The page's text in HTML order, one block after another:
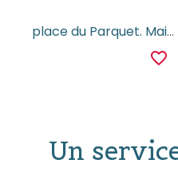
place du Parquet. Maison Maréchal
favorite_border
Un